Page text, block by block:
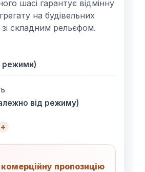
шасі гарантує відмінну
на будівельних
складним рельєфом.
режими)
від режиму)
пропозицію